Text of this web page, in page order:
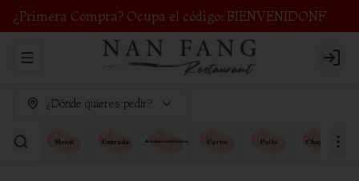
¿Primera Compra? Ocupa el código: BIENVENIDONF
Abrir menu de navegación Login
¿Dónde quieres pedir?